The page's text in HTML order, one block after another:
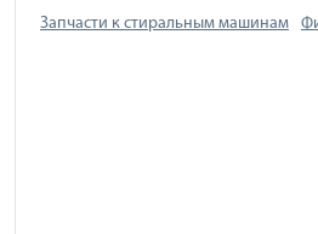
Запчасти к стиральным машинам